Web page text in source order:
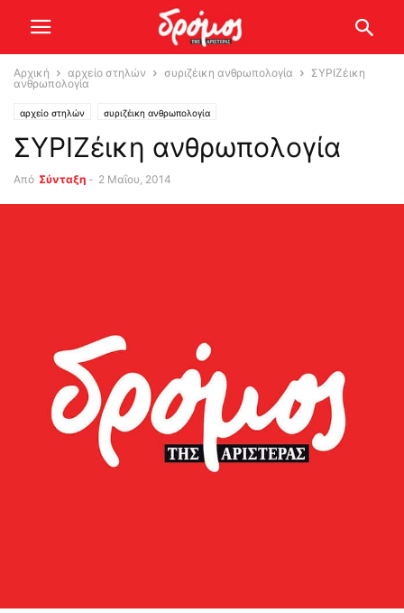
Αρχική αρχείο στηλών συριζέικη ανθρωπολογία
ΣΥΡΙΖέικη
ανθρωπολογία
αρχείο στηλών συριζέικη ανθρωπολογία
ΣΥΡΙΖέικη ανθρωπολογία
Από Σύνταξη - 2 Μαΐου, 2014